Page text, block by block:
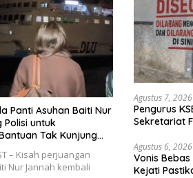
Panti Asuhan Baiti Nur
Polisi untuk
Tak Kunjung
– Kisah perjuangan
Nur Jannah kembali
Agustus 7, 2026
Pengurus
Sekretariat
Agustus 6, 2026
Vonis
Kejati